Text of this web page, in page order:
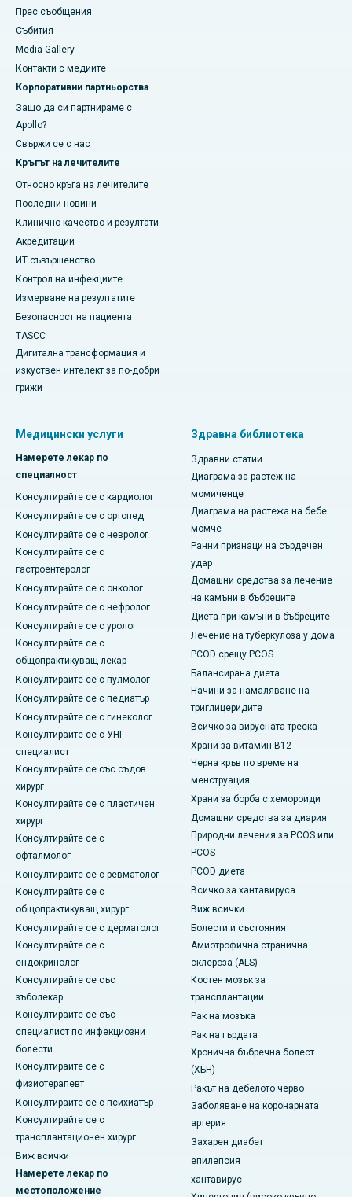
Прес съобщения
Събития
Media Gallery
​​​​​Контакти с медиите
Корпоративни партньорства
Защо да си партнираме с
Apollo?
Свържи се с нас
Кръгът на лечителите
Относно кръга на лечителите
Последни новини
Клинично качество и резултати
Акредитации
ИТ съвършенство
Контрол на инфекциите
Измерване на резултатите
Безопасност на пациента
TASCC
Дигитална трансформация и
изкуствен интелект за по-добри
грижи
Медицински услуги
Намерете лекар по
специалност
Консултирайте се с кардиолог
Консултирайте се с ортопед
Консултирайте се с невролог
Консултирайте се с
гастроентеролог
Консултирайте се с онколог
Консултирайте се с нефролог
Консултирайте се с уролог
Консултирайте се с
общопрактикуващ лекар
Консултирайте се с пулмолог
Консултирайте се с педиатър
Консултирайте се с гинеколог
Консултирайте се с УНГ
специалист
Консултирайте се със съдов
хирург
Консултирайте се с пластичен
хирург
Консултирайте се с
офталмолог
Консултирайте се с ревматолог
Консултирайте се с
общопрактикуващ хирург
Консултирайте се с дерматолог
Консултирайте се с
ендокринолог
Консултирайте се със
зъболекар
Консултирайте се със
специалист по инфекциозни
болести
Консултирайте се с
физиотерапевт
Консултирайте се с психиатър
Консултирайте се с
трансплантационен хирург
Виж всички
Намерете лекар по
местоположение
Здравна библиотека
Здравни статии
Диаграма за растеж на
момиченце
Диаграма на растежа на бебе
момче
Ранни признаци на сърдечен
удар
Домашни средства за лечение
на камъни в бъбреците
Диета при камъни в бъбреците
Лечение на туберкулоза у дома
PCOD срещу PCOS
Балансирана диета
Начини за намаляване на
триглицеридите
Всичко за вирусната треска
Храни за витамин B12
Черна кръв по време на
менструация
Храни за борба с хемороиди
Домашни средства за диария
Природни лечения за PCOS или
PCOS
PCOD диета
Всичко за хантавируса
Виж всички
Болести и състояния
Амиотрофична странична
склероза (ALS)
Костен мозък за
трансплантации
Рак на мозъка
Рак на гърдата
Хронична бъбречна болест
(ХБН)
Ракът на дебелото черво
Заболяване на коронарната
артерия
Захарен диабет
епилепсия
хантавирус